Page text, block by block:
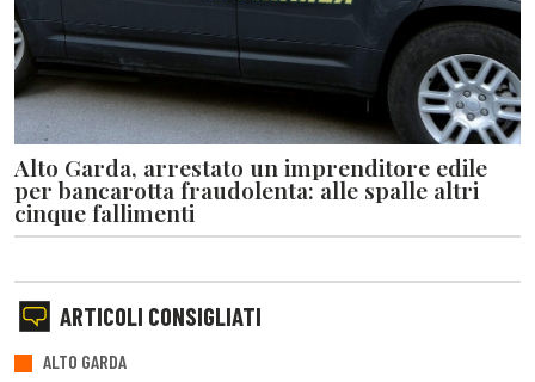
Alto Garda, arrestato un imprenditore edile
per bancarotta fraudolenta: alle spalle altri
cinque fallimenti
ARTICOLI CONSIGLIATI
ALTO GARDA